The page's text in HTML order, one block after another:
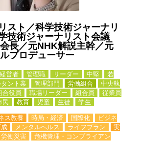
スト／科学技術ジャーナリ
技術ジャーナリスト会議
長／元NHK解説主幹／元
プロデューサー
経営者 管理職 リーダー 中堅
若
ント業 管理部門 労働組合
中央執
合役員 職場リーダー 組合員
従業員
民 教育 児童 生徒 学生
ス教養 時局・経済 国際化
ビジネ
成 メンタルヘルス ライフプラン
実
働災害
危機管理・コンプライアン